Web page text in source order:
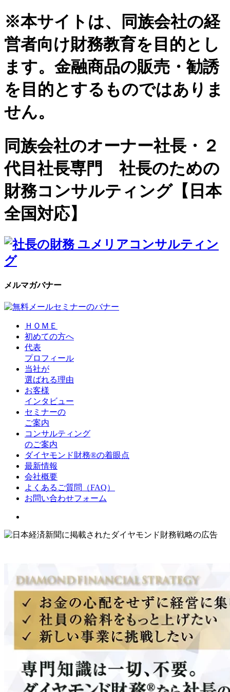
※本サイトは、同族会社の経
営者向け財務教育を目的とし
ます。金融商品の販売・勧誘
を目的とするものではありま
せん。
同族会社のオーナー社長・２
代目社長専門 社長のための
財務コンサルティング【日本
全国対応】
メルマガバナー
ＨＯＭＥ
初めての方へ
代表
プロフィール
当社が
選ばれる理由
お客様
インタビュー
セミナーの
ご案内
コンサルティング
のご案内
ダイヤモンド財務®の着眼点
最新情報
会社概要
よくあるご質問（FAQ）
お問い合わせフォーム